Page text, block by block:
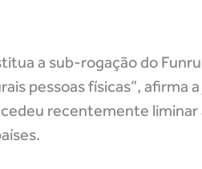
a sub-rogação do
pessoas físicas”, afirma
recentemente